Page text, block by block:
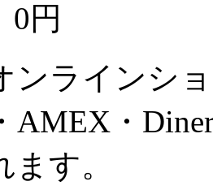
0円
ンラインシ
AMEX・
す。